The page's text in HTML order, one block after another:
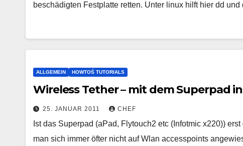
beschädigten Festplatte retten. Unter linux hilft hier dd
ALLGEMEIN HOWTOŚ TUTORIALS
Wireless Tether – mit dem Superpad
25. JANUAR 2011 CHEF
Ist das Superpad (aPad, Flytouch2 etc (Infotmic x220))
man sich immer öfter nicht auf Wlan accesspoints